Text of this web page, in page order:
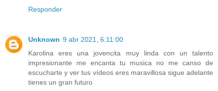
Responder
Unknown 9 abr 2021, 6:11:00
Karolina eres una jovencita muy linda con un talento
impresionante me encanta tu musica no me canso de
escucharte y ver tus vídeos eres maravillosa sigue adelante
tienes un gran futuro